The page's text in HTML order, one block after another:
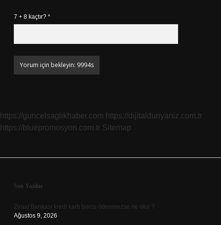
7 + 8 kaçtır? *
https://guncelsaglikhaber.com https://dijitaldunyaniz.com.tr
https://bluepromosyon.com.tr Sitemap
Sidebar
Son Yazılar
Ziraat Bankası kredi kartı borcu ödenmezse ne olur ?
Ağustos 9, 2026